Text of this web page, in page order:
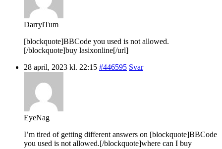
DarrylTum
[blockquote]BBCode you used is not allowed.
[/blockquote]buy lasixonline[/url]
28 april, 2023 kl. 22:15 #446595 Svar
EyeNag
I’m tired of getting different answers on [blockquote]BBCode
you used is not allowed.[/blockquote]where can I buy